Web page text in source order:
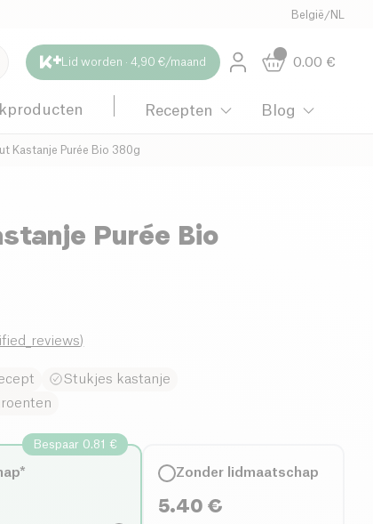
België /NL
Lid worden · 4,90 €/maand 0.00 €
Recepten Blog
Kastanje Purée Bio 380g
Purée Bio
)
Stukjes kastanje
Bespaar 0.81 €
Zonder lidmaatschap
5.40 €